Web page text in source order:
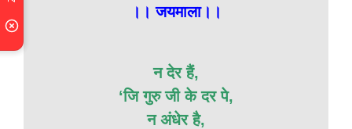
।। जयमाला।।
न देर हैं,
‘जि गुरु जी के दर पे,
न अंधेर है,